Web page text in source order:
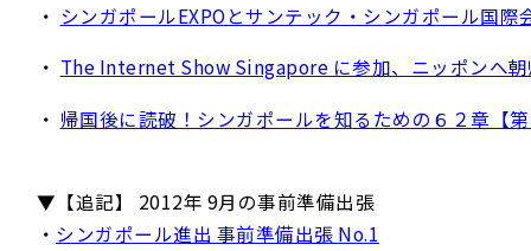
・ シンガポールEXPOとサンテック・シンガポール国際
・ The Internet Show Singapore に参加、ニッポンへ
・ 帰国後に読破！シンガポールを知るための６２章【
▼【追記】 2012年 9月の事前準備出張
・ シンガポール進出 事前準備出張 No.1